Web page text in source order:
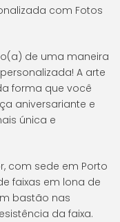
com Fotos
de uma maneira
A arte
forma que você
aniversariante e
única e
com sede em Porto
faixas em lona de
bastão nas
da faixa.